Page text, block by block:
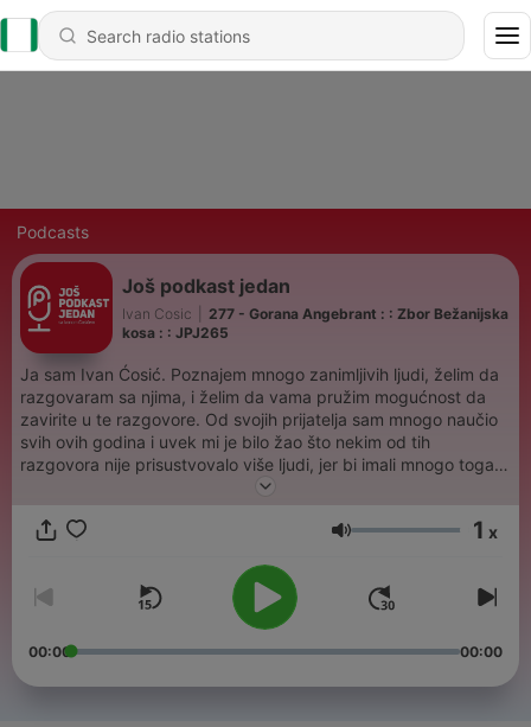
Podcasts
Još podkast jedan
Ivan Cosic
277 - Gorana Angebrant : : Zbor Bežanijska
kosa : : JPJ265
Ja sam Ivan Ćosić. Poznajem mnogo zanimljivih ljudi, želim da
razgovaram sa njima, i želim da vama pružim mogućnost da
zavirite u te razgovore. Od svojih prijatelja sam mnogo naučio
svih ovih godina i uvek mi je bilo žao što nekim od tih
razgovora nije prisustvovalo više ljudi, jer bi imali mnogo toga
da čuju. To želim da ispravim ovim podkastom. Već dvadeset
stvarima. Od 2013. godine organizovao sam konferenciju
pomogao da se ispriča preko 60 uspešnih priča.
Volume 1 x
00:00 00:00